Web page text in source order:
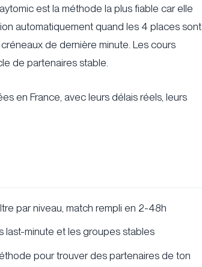
est la méthode la plus fiable car elle
automatiquement quand les 4 places sont
de dernière minute. Les cours
de partenaires stable.
en France, avec leurs délais réels, leurs
par niveau, match rempli en 2-48h
last-minute et les groupes stables
pour trouver des partenaires de ton